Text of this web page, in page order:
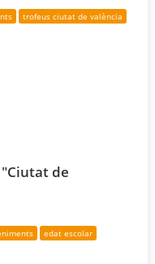
trofeus ciutat de valència
de
edat escolar